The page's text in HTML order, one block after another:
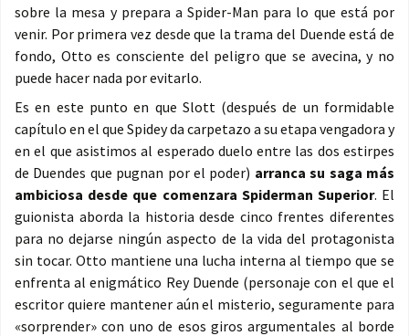
sobre la mesa y prepara a Spider-Man para lo que está por
venir. Por primera vez desde que la trama del Duende está de
fondo, Otto es consciente del peligro que se avecina, y no
puede hacer nada por evitarlo.
Es en este punto en que Slott (después de un formidable
capítulo en el que Spidey da carpetazo a su etapa vengadora y
en el que asistimos al esperado duelo entre las dos estirpes
de Duendes que pugnan por el poder) arranca su saga más
ambiciosa desde que comenzara Spiderman Superior. El
guionista aborda la historia desde cinco frentes diferentes
para no dejarse ningún aspecto de la vida del protagonista
sin tocar. Otto mantiene una lucha interna al tiempo que se
enfrenta al enigmático Rey Duende (personaje con el que el
escritor quiere mantener aún el misterio, seguramente para
«sorprender» con uno de esos giros argumentales al borde